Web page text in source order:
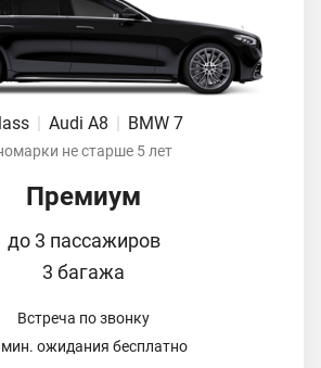
| Audi A8 | BMW 7
не старше 5 лет
Премиум
до 3 пассажиров
3 багажа
Встреча по звонку
ожидания бесплатно